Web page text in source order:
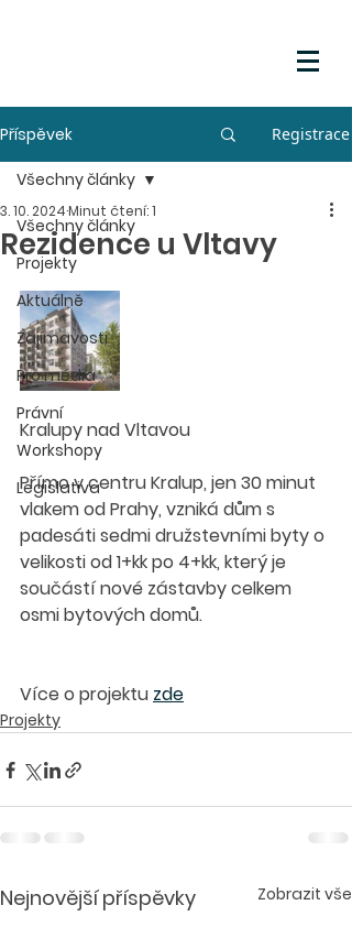
Příspěvek Registrace
Všechny články
Projekty
Aktuálně
Zajímavosti
Pro média
Právní
Workshopy
Legislativa
Všechny články
Rezidence u Vltavy
3. 10. 2024Minut čtení: 1
Kralupy nad Vltavou
Přímo v centru Kralup, jen 30 minut
vlakem od Prahy, vzniká dům s
padesáti sedmi družstevními byty o
velikosti od 1+kk po 4+kk, který je
součástí nové zástavby celkem
osmi bytových domů.
Více o projektu zde
Projekty
Nejnovější příspěvky Zobrazit vše